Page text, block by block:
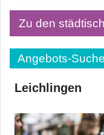
Zu den
Angebots-Suche
Leichlingen